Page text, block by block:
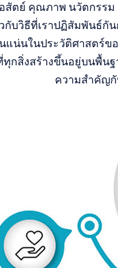
สัตย์ คุณภาพ นวัตกรรม
วกับวิธีที่เราปฏิสัมพันธ์
แน่นในประวัติศาสตร์ข
ทุกสิ่งสร้างขึ้นอยู่บนพื้นฐ
ความสำคัญกั